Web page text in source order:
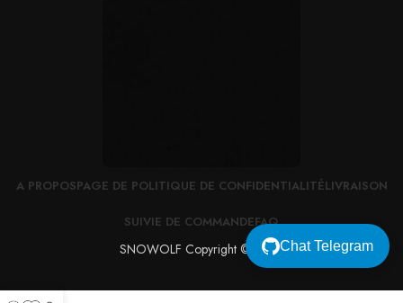
Chat Telegram
A PROPOSPAGE DE POLITIQUE DE CONFIDENTIALITÉLIVRAISON
SUIVIE DE COMMANDEFAQ
SNOWOLF Copyright © 2022